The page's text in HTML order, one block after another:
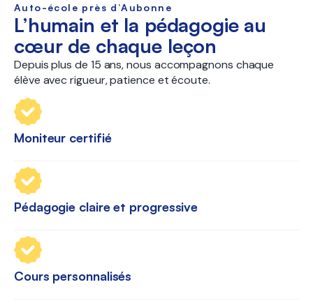
Auto-école près d’Aubonne
L’humain et la pédagogie au
cœur de chaque leçon
Depuis plus de 15 ans, nous accompagnons chaque
élève avec rigueur, patience et écoute.
Moniteur certifié
Pédagogie claire et progressive
Cours personnalisés